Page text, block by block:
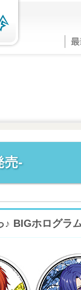
売-
BIGホログラ